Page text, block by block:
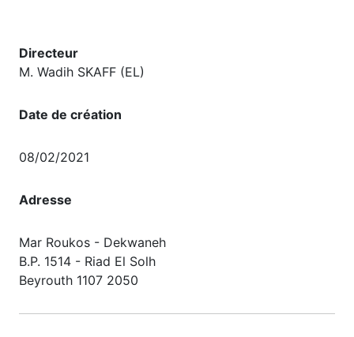
Directeur
M. Wadih SKAFF (EL)
Date de création
08/02/2021
Adresse
Mar Roukos - Dekwaneh
B.P. 1514 - Riad El Solh
Beyrouth 1107 2050